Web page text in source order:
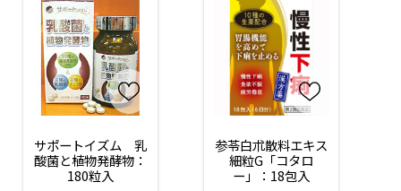
サポートイズム　乳
酸菌と植物発酵物：
180粒入
参苓白朮散料エキス
細粒G「コタロ
ー」：18包入